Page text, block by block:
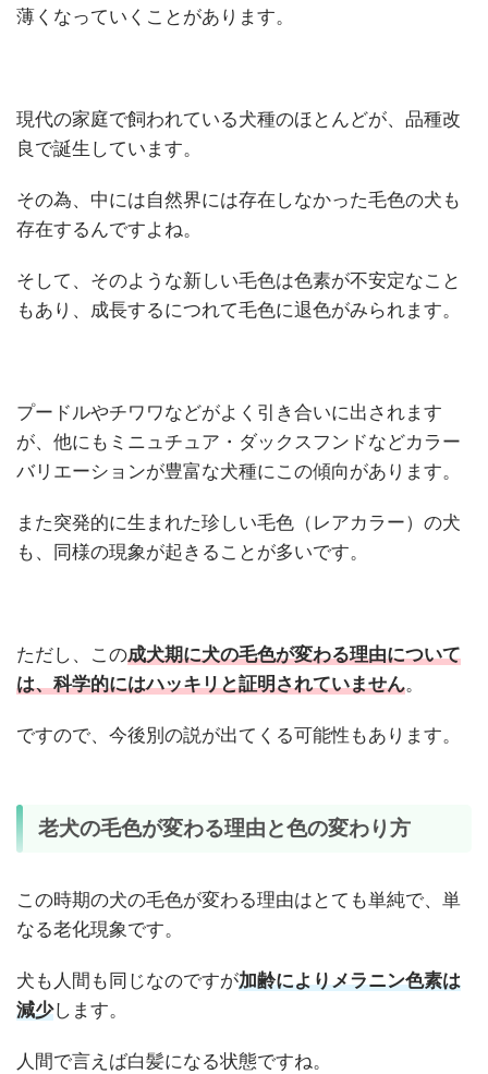
薄くなっていくことがあります。
現代の家庭で飼われている犬種のほとんどが、品種改
良で誕生しています。
その為、中には自然界には存在しなかった毛色の犬も
存在するんですよね。
そして、そのような新しい毛色は色素が不安定なこと
もあり、成長するにつれて毛色に退色がみられます。
プードルやチワワなどがよく引き合いに出されます
が、他にもミニュチュア・ダックスフンドなどカラー
バリエーションが豊富な犬種にこの傾向があります。
また突発的に生まれた珍しい毛色（レアカラー）の犬
も、同様の現象が起きることが多いです。
ただし、この成犬期に犬の毛色が変わる理由について
は、科学的にはハッキリと証明されていません。
ですので、今後別の説が出てくる可能性もあります。
老犬の毛色が変わる理由と色の変わり方
この時期の犬の毛色が変わる理由はとても単純で、単
なる老化現象です。
犬も人間も同じなのですが加齢によりメラニン色素は
減少します。
人間で言えば白髪になる状態ですね。